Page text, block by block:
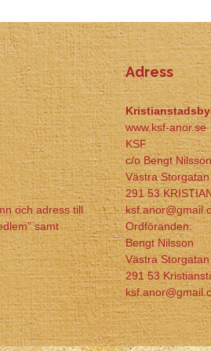
och adress till
samt
Adress
www.ksf-anor.se
KSF
c/o Bengt Nilsson
Västra
291 53
Ordföranden:
Bengt Nilsson
Västra
291 53